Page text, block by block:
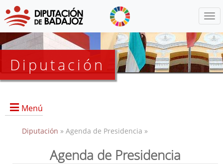
Diputación
Menú
Presidencia
Diputación » Agenda de Presidencia »
Agenda de Presidencia